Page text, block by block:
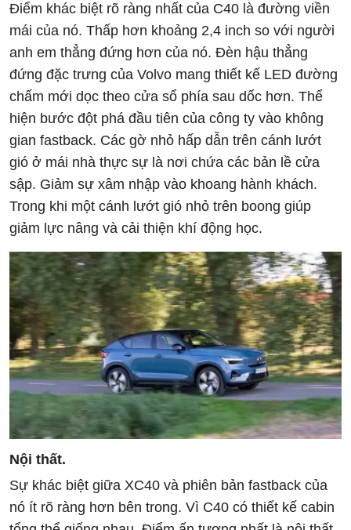
Điểm khác biệt rõ ràng nhất của C40 là đường viền
mái của nó. Thấp hơn khoảng 2,4 inch so với người
anh em thẳng đứng hơn của nó. Đèn hậu thẳng
đứng đặc trưng của Volvo mang thiết kế LED đường
chấm mới dọc theo cửa sổ phía sau dốc hơn. Thể
hiện bước đột phá đầu tiên của công ty vào không
gian fastback. Các gờ nhỏ hấp dẫn trên cánh lướt
gió ở mái nhà thực sự là nơi chứa các bản lề cửa
sập. Giảm sự xâm nhập vào khoang hành khách.
Trong khi một cánh lướt gió nhỏ trên boong giúp
giảm lực nâng và cải thiện khí động học.
Nội thất.
Sự khác biệt giữa XC40 và phiên bản fastback của
nó ít rõ ràng hơn bên trong. Vì C40 có thiết kế cabin